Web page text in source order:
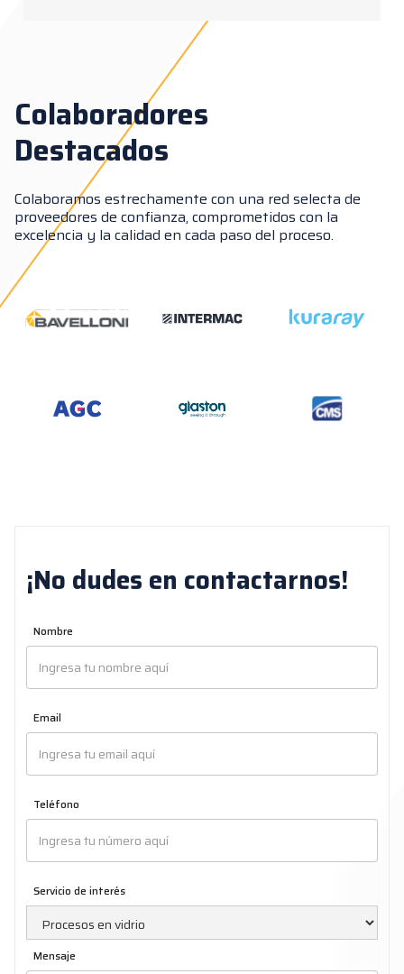
Colaboradores
Destacados
Colaboramos estrechamente con una red selecta de
proveedores de confianza, comprometidos con la
excelencia y la calidad en cada paso del proceso.
¡No dudes en contactarnos!
Nombre
Email
Teléfono
Servicio de interés
Mensaje